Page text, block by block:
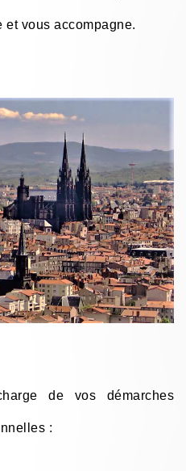
et vous accompagne.
de vos démarches
: